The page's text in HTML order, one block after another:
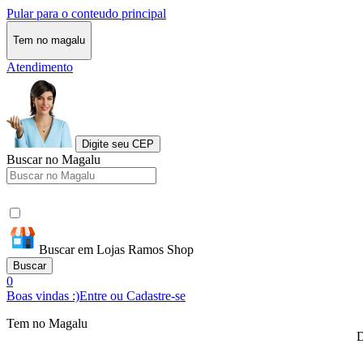
Pular para o conteudo principal
Tem no magalu
Atendimento
Digite seu CEP
Buscar no Magalu
Buscar em Lojas Ramos Shop
Buscar
0
Boas vindas :)Entre ou Cadastre-se
Tem no Magalu